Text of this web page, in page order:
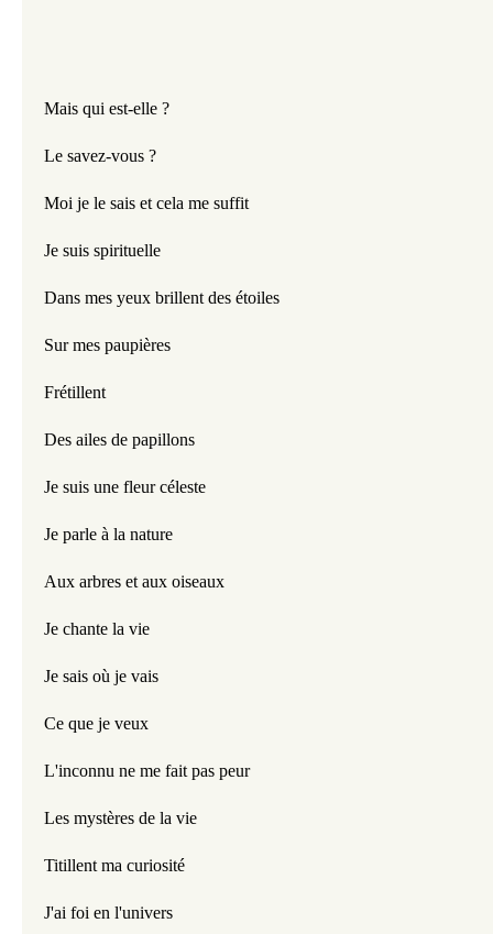
Mais qui est-elle ?
Le savez-vous ?
Moi je le sais et cela me suffit
Je suis spirituelle
Dans mes yeux brillent des étoiles
Sur mes paupières
Frétillent
Des ailes de papillons
Je suis une fleur céleste
Je parle à la nature
Aux arbres et aux oiseaux
Je chante la vie
Je sais où je vais
Ce que je veux
L'inconnu ne me fait pas peur
Les mystères de la vie
Titillent ma curiosité
J'ai foi en l'univers